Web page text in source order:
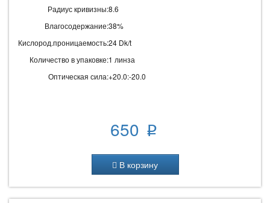
Радиус кривизны:8.6
Влагосодержание:
Кислород.проницаемость:
38%
24 Dk/t
Количество в упаковке:1 линза
Оптическая сила:+20.0:-20.0
650 p
В корзину